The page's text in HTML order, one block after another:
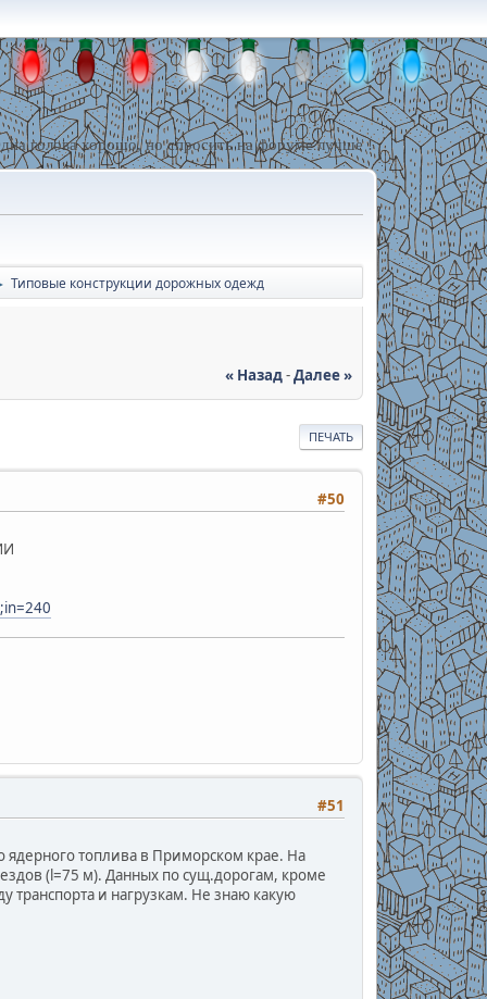
голова хорошо, но спросить на форуме лучше !
Типовые конструкции дорожных одежд
« Назад-Далее »
ПЕЧАТЬ
#50
#51
топлива в Приморском крае. На
(l=75 м). Данных по сущ.дорогам, кроме
транспорта и нагрузкам. Не знаю какую